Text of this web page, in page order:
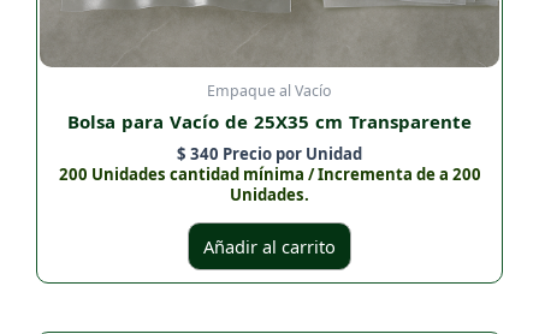
Empaque al Vacío
Bolsa para Vacío de 25X35 cm Transparente
$ 340 Precio por Unidad
200 Unidades cantidad mínima / Incrementa de a 200
Unidades.
Añadir al carrito